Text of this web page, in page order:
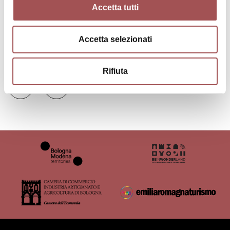
Accetta tutti
Accetta selezionati
Rifiuta
Contacts